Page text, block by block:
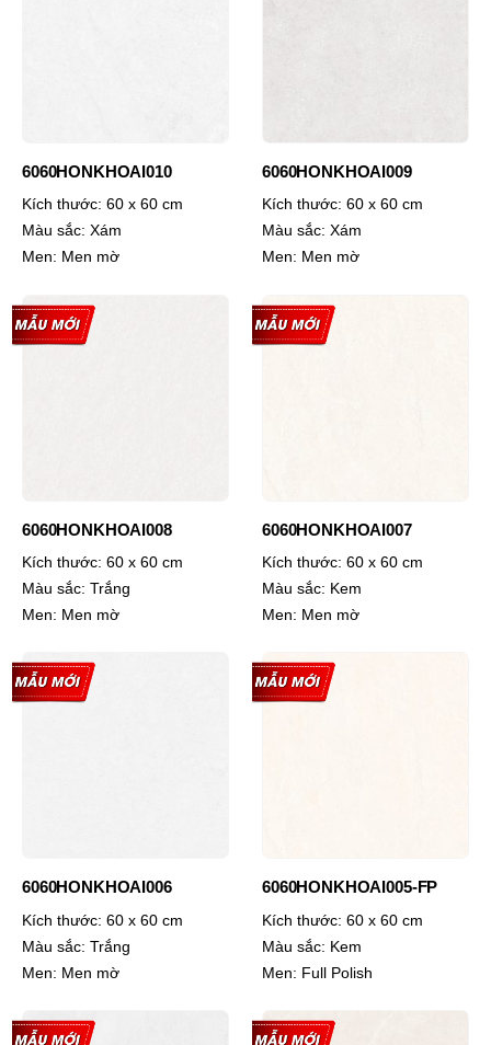
6060HONKHOAI010
Kích thước: 60 x 60 cm
Màu sắc: Xám
Men: Men mờ
6060HONKHOAI009
Kích thước: 60 x 60 cm
Màu sắc: Xám
Men: Men mờ
6060HONKHOAI008
Kích thước: 60 x 60 cm
Màu sắc: Trắng
Men: Men mờ
6060HONKHOAI007
Kích thước: 60 x 60 cm
Màu sắc: Kem
Men: Men mờ
6060HONKHOAI006
Kích thước: 60 x 60 cm
Màu sắc: Trắng
Men: Men mờ
6060HONKHOAI005-FP
Kích thước: 60 x 60 cm
Màu sắc: Kem
Men: Full Polish